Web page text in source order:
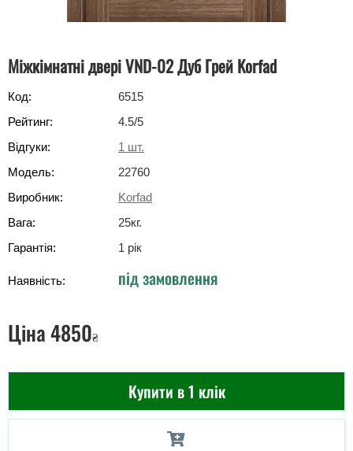
Міжкімнатні двері VND-02 Дуб Грей Korfad
Код:
6515
Рейтинг:
4.5/5
Відгуки:
1 шт.
Модель:
22760
Виробник:
Korfad
Вага:
25кг.
Гарантія:
1 рік
Наявність: під замовлення
Ціна4850₴
Купити в 1 клік